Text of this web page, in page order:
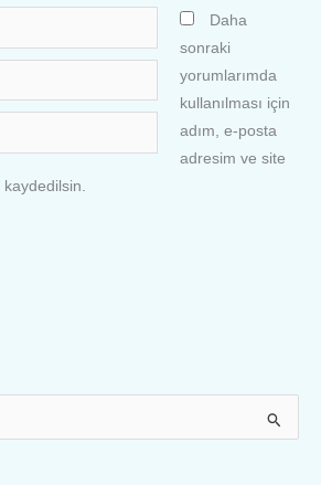
Daha
sonraki
yorumlarımda
kullanılması için
adım, e-posta
adresim ve site
kaydedilsin.